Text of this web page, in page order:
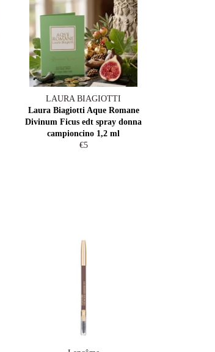
LAURA BIAGIOTTI
Laura Biagiotti Aque Romane
Divinum Ficus edt spray donna
campioncino 1,2 ml
Regular
€5